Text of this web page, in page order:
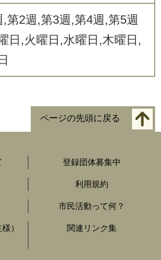
,第2週,第3週,第4週,第5週
日,火曜日,水曜日,木曜日,
ページの先頭に戻る
登録団体募集中
利用規約
市民活動って何？
）
関連リンク集